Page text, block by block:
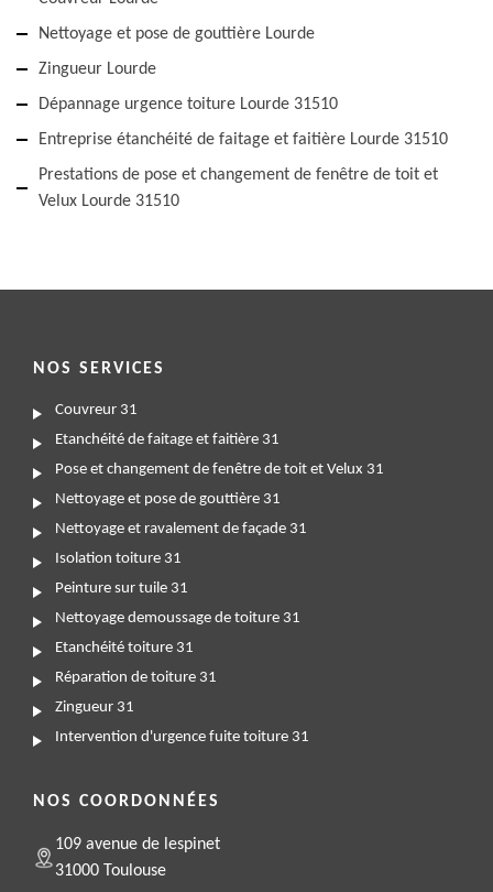
Nettoyage et pose de gouttière Lourde
Zingueur Lourde
Dépannage urgence toiture Lourde 31510
Entreprise étanchéité de faitage et faitière Lourde 31510
Prestations de pose et changement de fenêtre de toit et
Velux Lourde 31510
NOS SERVICES
Couvreur 31
Etanchéité de faitage et faitière 31
Pose et changement de fenêtre de toit et Velux 31
Nettoyage et pose de gouttière 31
Nettoyage et ravalement de façade 31
Isolation toiture 31
Peinture sur tuile 31
Nettoyage demoussage de toiture 31
Etanchéité toiture 31
Réparation de toiture 31
Zingueur 31
Intervention d'urgence fuite toiture 31
NOS COORDONNÉES
109 avenue de lespinet
31000 Toulouse